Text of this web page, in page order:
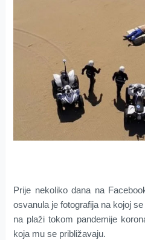
Prije nekoliko dana na
osvanula je fotografija na kojoj
na plaži tokom pandemije
koja mu se približavaju.